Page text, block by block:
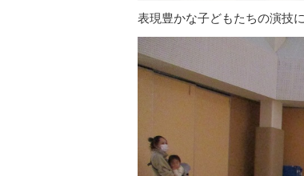
表現豊かな子どもたちの演技